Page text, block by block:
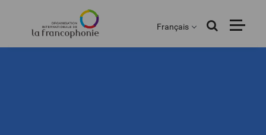
principal
Français